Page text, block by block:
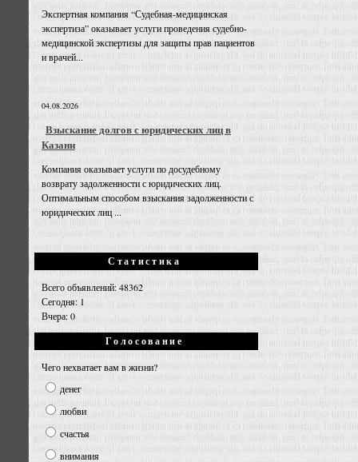
Экспертная компания “Судебная-медицинская
экспертиза” оказывает услуги проведения судебно-
медицинской экспертизы для защиты прав пациентов
и врачей...
04.08.2026
Взыскание долгов с юридических лиц в
Казани
Компания оказывает услуги по досудебному
возврату задолженности с юридических лиц.
Оптимальным способом взыскания задолженности с
юридических лиц ...
Статистика
Всего объявлений: 48362
Сегодня: 1
Вчера: 0
Голосование
Чего нехватает вам в жизни?
денег
любви
счастья
внимания